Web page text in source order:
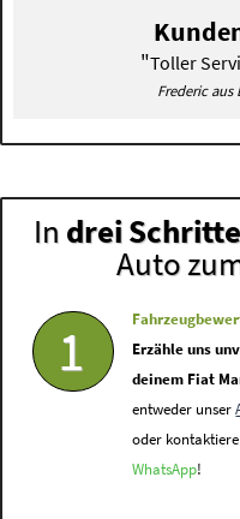
"Toller
Frederic aus
In drei
Auto
1
Erzähle uns
deinem Fiat
entweder unser
oder
WhatsApp!